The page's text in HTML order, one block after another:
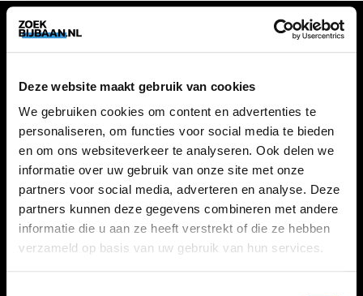
Deze website maakt gebruik van cookies
We gebruiken cookies om content en advertenties te
personaliseren, om functies voor social media te bieden
en om ons websiteverkeer te analyseren. Ook delen we
informatie over uw gebruik van onze site met onze
partners voor social media, adverteren en analyse. Deze
partners kunnen deze gegevens combineren met andere
informatie die u aan ze heeft verstrekt of die ze hebben
verzameld op basis van uw gebruik van hun services.
ZOEKBIJBAAN
FAQ
Kennis maken met MELON
VACATURES
Alle vacatures